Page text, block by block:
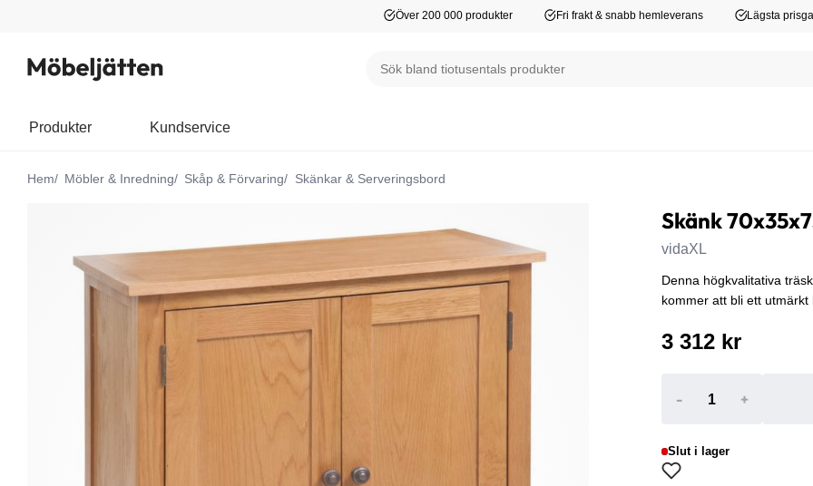
Över 200 000 produkter Fri frakt & snabb hemleverans Lägsta
Produkter Kundservice
Hem Möbler & Inredning Skåp & Förvaring Skänkar & Serveringsbord
Skänk
vidaXL
Denna högkvalitativa
kommer att bli ett utmärkt
3 312 kr
- +
Slut i lager